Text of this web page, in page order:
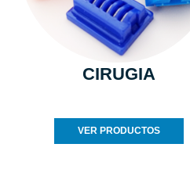
CIRUGIA
VER PRODUCTOS